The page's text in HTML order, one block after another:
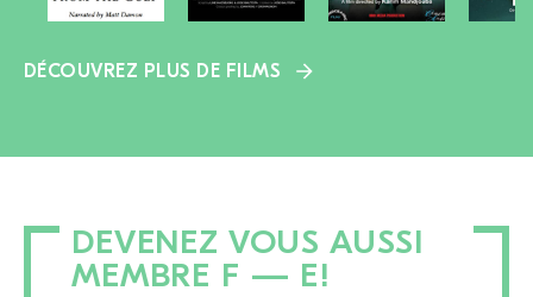
DÉCOUVREZ PLUS DE FILMS
DEVENEZ VOUS AUSSI
MEMBRE F — E!